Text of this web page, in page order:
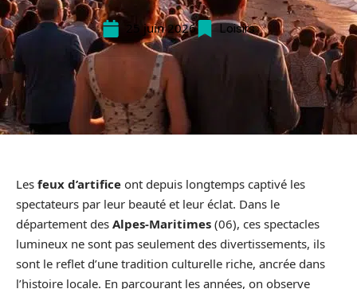
25 juin 2026 Loisirs
Les feux d’artifice ont depuis longtemps captivé les
spectateurs par leur beauté et leur éclat. Dans le
département des Alpes-Maritimes (06), ces spectacles
lumineux ne sont pas seulement des divertissements, ils
sont le reflet d’une tradition culturelle riche, ancrée dans
l’histoire locale. En parcourant les années, on observe